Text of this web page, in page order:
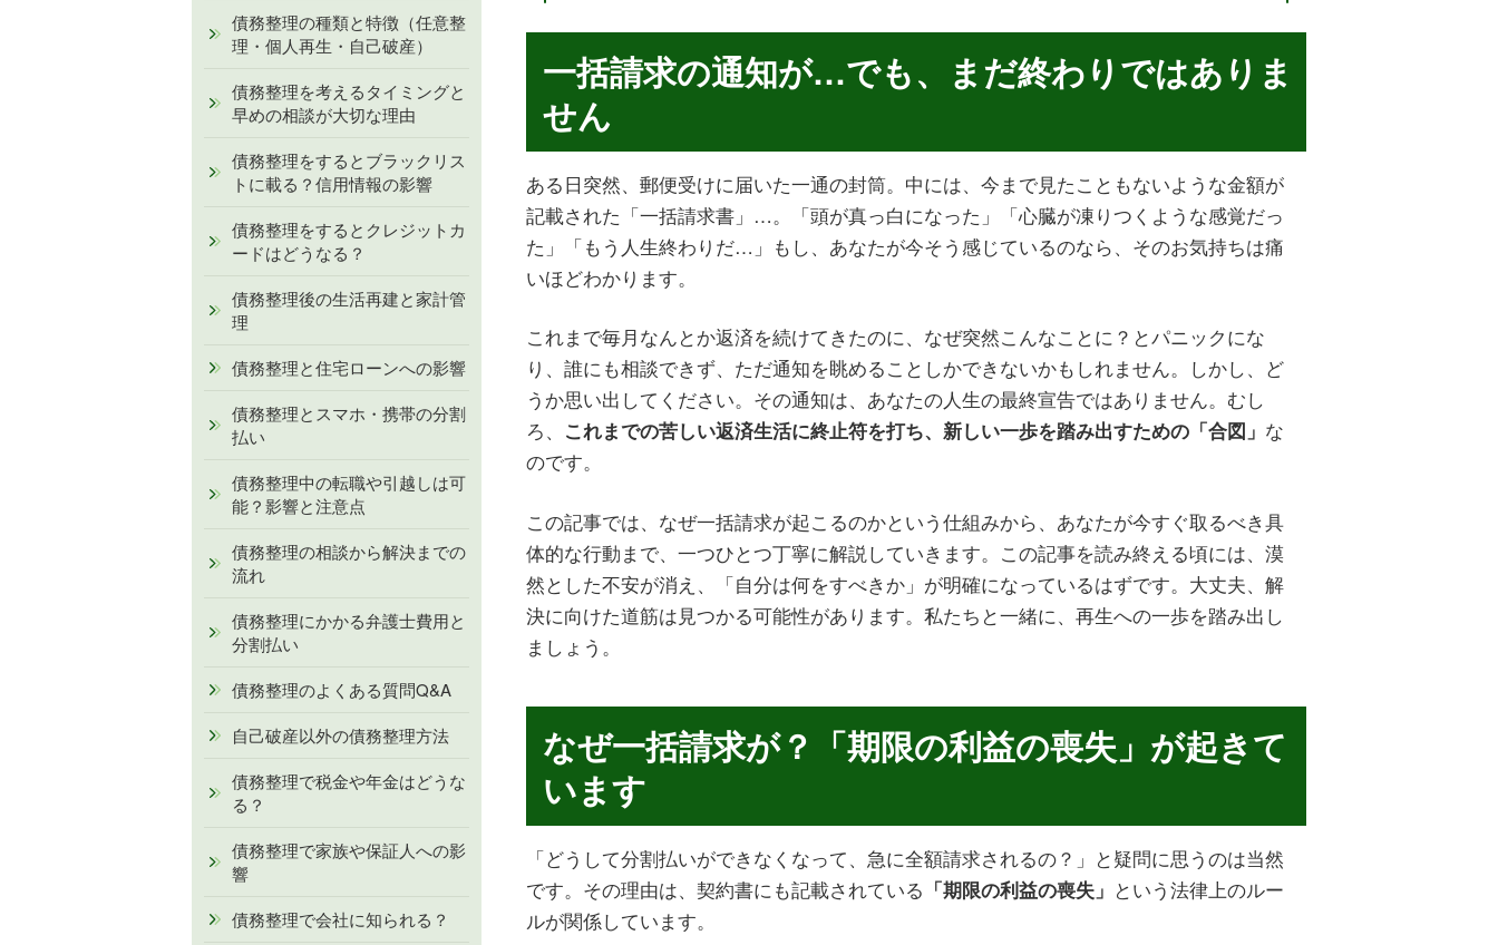
一括請求の通知が…でも、まだ終わりではありま
せん
ある日突然、郵便受けに届いた一通の封筒。中には、今まで見たこともないような金額が
記載された「一括請求書」…。「頭が真っ白になった」「心臓が凍りつくような感覚だっ
た」「もう人生終わりだ…」もし、あなたが今そう感じているのなら、そのお気持ちは痛
いほどわかります。
これまで毎月なんとか返済を続けてきたのに、なぜ突然こんなことに？とパニックにな
り、誰にも相談できず、ただ通知を眺めることしかできないかもしれません。しかし、ど
うか思い出してください。その通知は、あなたの人生の最終宣告ではありません。むし
ろ、
これまでの苦しい返済生活に終止符を打ち、新しい一歩を踏み出すための「合図」 な
のです。
この記事では、なぜ一括請求が起こるのかという仕組みから、あなたが今すぐ取るべき具
体的な行動まで、一つひとつ丁寧に解説していきます。この記事を読み終える頃には、漠
然とした不安が消え、「自分は何をすべきか」が明確になっているはずです。大丈夫、解
決に向けた道筋は見つかる可能性があります。私たちと一緒に、再生への一歩を踏み出し
ましょう。
なぜ一括請求が？「期限の利益の喪失」が起きて
います
「どうして分割払いができなくなって、急に全額請求されるの？」と疑問に思うのは当然
です。その理由は、契約書にも記載されている 「期限の利益の喪失」 という法律上のルー
ルが関係しています。
債務整理の種類と特徴（任意整
理・個人再生・自己破産）
債務整理を考えるタイミングと
早めの相談が大切な理由
債務整理をするとブラックリス
トに載る？信用情報の影響
債務整理をするとクレジットカ
ードはどうなる？
債務整理後の生活再建と家計管
理
債務整理と住宅ローンへの影響
債務整理とスマホ・携帯の分割
払い
債務整理中の転職や引越しは可
能？影響と注意点
債務整理の相談から解決までの
流れ
債務整理にかかる弁護士費用と
分割払い
債務整理のよくある質問Q&A
自己破産以外の債務整理方法
債務整理で税金や年金はどうな
る？
債務整理で家族や保証人への影
響
債務整理で会社に知られる？